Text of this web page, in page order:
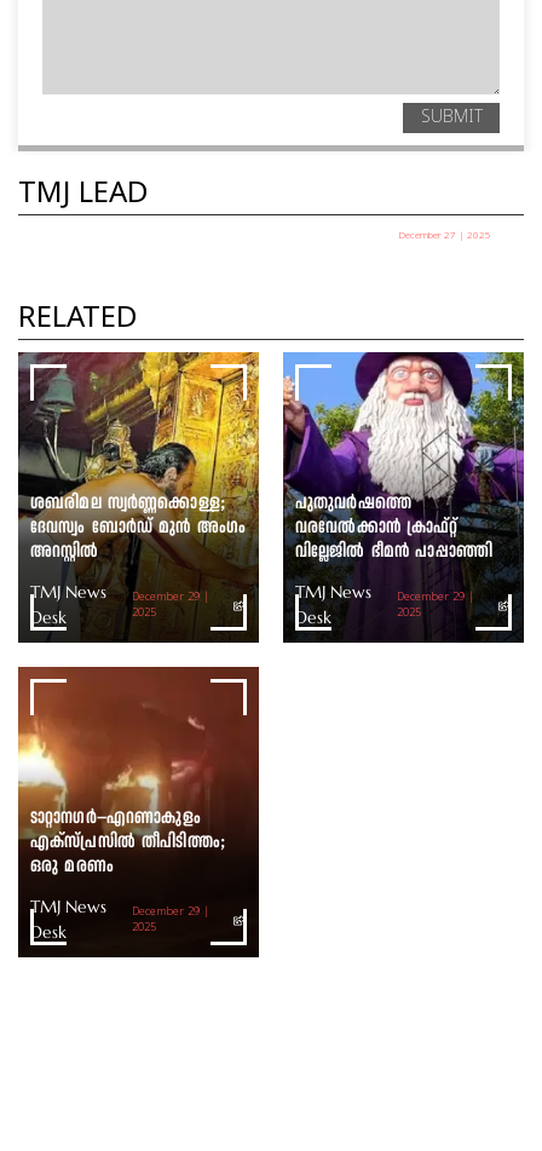
SUBMIT
TMJ LEAD
December 27 | 2025
RELATED
ശബരിമല സ്വർണ്ണക്കൊള്ള;
ദേവസ്വം ബോർഡ് മുൻ അംഗം
അറസ്റ്റിൽ
TMJ News
Desk
December 29 |
2025
പുതുവർഷത്തെ
വരവേൽക്കാൻ ക്രാഫ്റ്റ്
വില്ലേജിൽ ഭീമൻ പാപ്പാഞ്ഞി
TMJ News
Desk
December 29 |
2025
ടാറ്റാനഗർ–എറണാകുളം
എക്സ്പ്രസിൽ തീപിടിത്തം;
ഒരു മരണം
TMJ News
Desk
December 29 |
2025